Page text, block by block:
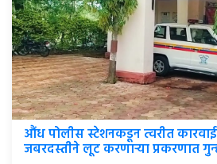
औंध पोलीस स्टेशनकडून त्वरीत
जबरदस्तीने लूट करणाऱ्या प्रकरणात